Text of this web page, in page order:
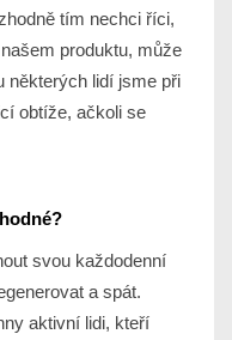
tím nechci říci,
produktu, může
některých lidí jsme při
obtíže, ačkoli se
svou každodenní
a spát.
aktivní lidi, kteří